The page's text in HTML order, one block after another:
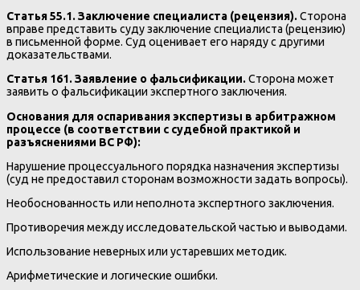
Статья 55.1. Заключение специалиста (рецензия).Сторона
вправе представить суду заключение специалиста (рецензию)
в письменной форме. Суд оценивает его наряду с другими
доказательствами.
Статья 161. Заявление о фальсификации.Сторона может
заявить о фальсификации экспертного заключения.
Основания для оспаривания экспертизы в арбитражном
процессе (в соответствии с судебной практикой и
разъяснениями ВС РФ):
Нарушение процессуального порядка назначения экспертизы
(суд не предоставил сторонам возможности задать вопросы).
Необоснованность или неполнота экспертного заключения.
Противоречия между исследовательской частью и выводами.
Использование неверных или устаревших методик.
Арифметические и логические ошибки.